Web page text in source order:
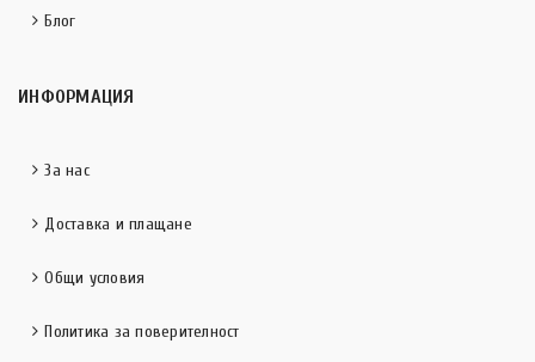
Блог
ИНФОРМАЦИЯ
За нас
Доставка и плащане
Общи условия
Политика за поверителност